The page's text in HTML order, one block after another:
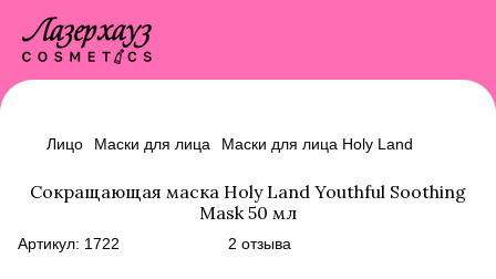
Лицо Маски для лица Маски для лица Holy Land
Сокращающая маска Holy Land Youthful Soothing
Mask 50 мл
Артикул: 1722 2 отзыва